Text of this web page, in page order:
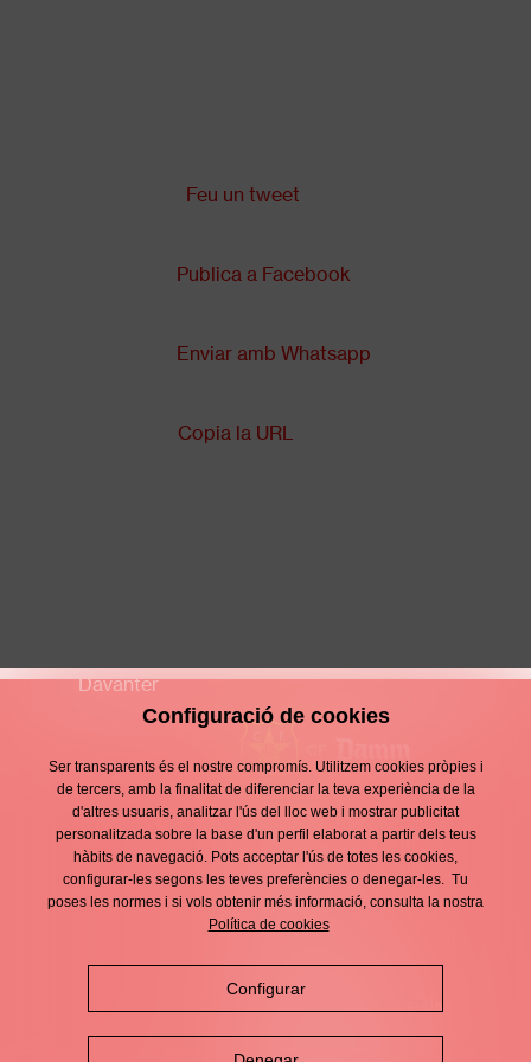
Feu un tweet
Publica a Facebook
Enviar amb Whatsapp
Copia la URL
Davanter
Enllaços
d'interès
Contacte
Footer
menu
Avís legal
Política de privacitat
Política de cookies
Política de xarxes socials
Configuració de cookies
Ser transparents és el nostre compromís. Utilitzem cookies pròpies i
de tercers, amb la finalitat de diferenciar la teva experiència de la
d'altres usuaris, analitzar l'ús del lloc web i mostrar publicitat
personalitzada sobre la base d'un perfil elaborat a partir dels teus
hàbits de navegació. Pots acceptar l'ús de totes les cookies,
configurar-les segons les teves preferències o denegar-les. Tu
poses les normes i si vols obtenir més informació, consulta la nostra
Política de cookies
Configurar